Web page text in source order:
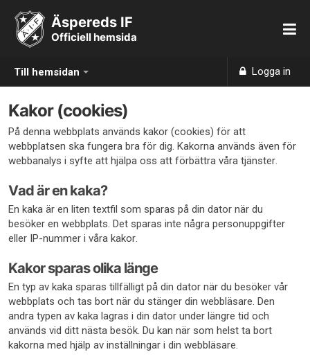
Till hemsidan Logga in
Äspereds IF
Officiell hemsida
Kakor (cookies)
På denna webbplats används kakor (cookies) för att
webbplatsen ska fungera bra för dig. Kakorna används även för
webbanalys i syfte att hjälpa oss att förbättra våra tjänster.
Vad är en kaka?
En kaka är en liten textfil som sparas på din dator när du
besöker en webbplats. Det sparas inte några personuppgifter
eller IP-nummer i våra kakor.
Kakor sparas olika länge
En typ av kaka sparas tillfälligt på din dator när du besöker vår
webbplats och tas bort när du stänger din webbläsare. Den
andra typen av kaka lagras i din dator under längre tid och
används vid ditt nästa besök. Du kan när som helst ta bort
kakorna med hjälp av inställningar i din webbläsare.